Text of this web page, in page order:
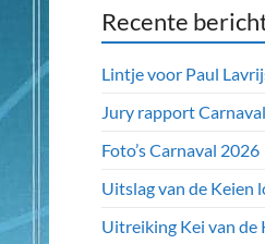
Recente
Lintje voor Paul
Jury rapport
Foto’s Carnaval 2026
Uitslag van de Keien
Uitreiking Kei van de